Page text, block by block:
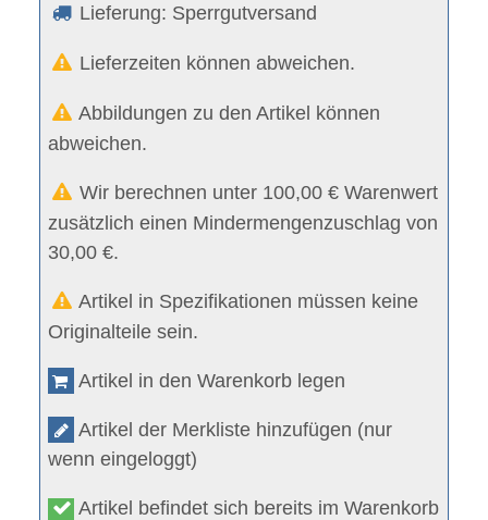
Lieferung: Sperrgutversand
Lieferzeiten können abweichen.
Abbildungen zu den Artikel können
abweichen.
Wir berechnen unter 100,00 € Warenwert
zusätzlich einen Mindermengenzuschlag von
30,00 €.
Artikel in Spezifikationen müssen keine
Originalteile sein.
Artikel in den Warenkorb legen
Artikel der Merkliste hinzufügen (nur
wenn eingeloggt)
Artikel befindet sich bereits im Warenkorb